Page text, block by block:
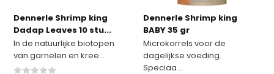
Dennerle Shrimp king
Dadap Leaves 10 stu...
In de natuurlijke biotopen
van garnelen en kree...
Dennerle Shrimp king
BABY 35 gr
Microkorrels voor de
dagelijkse voeding.
Speciaa...